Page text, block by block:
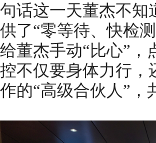
句话这一天董杰不知
供了“零等待、快检
给董杰手动“比心”，
控不仅要身体力行，
作的“高级合伙人”，